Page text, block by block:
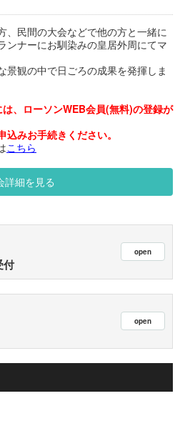
、民間の大会などで他の方と一緒に
ンナーにお馴染みの皇居外周にてマ
景観の中で日ごろの成果を発揮しま
、ローソンWEB会員(無料)の登録が
みお手続きください。
こちら
詳細を見る
付